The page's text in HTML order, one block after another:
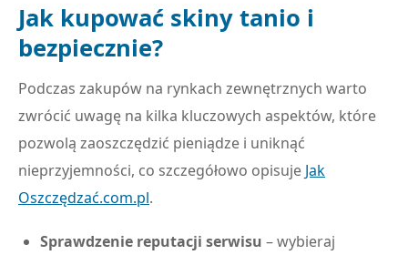
Jak kupować skiny tanio i
bezpiecznie?
Podczas zakupów na rynkach zewnętrznych warto
zwrócić uwagę na kilka kluczowych aspektów, które
pozwolą zaoszczędzić pieniądze i uniknąć
nieprzyjemności, co szczegółowo opisuje Jak
Oszczędzać.com.pl.
Sprawdzenie reputacji serwisu – wybieraj